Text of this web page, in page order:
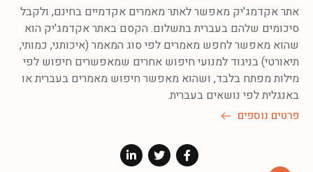
אתר אקדמג'יק מאפשר לאתר מאמרים אקדמיים בחינם, ולקבל
סיכומים שלהם בעברית בתשלום. הקסם באתר אקדמג'יק הוא
שהוא מאפשר לחפש מאמרים לפי סוג המאמר (איכותני, כמותי,
תיאורטי) בניגוד למנועי חיפוש אחרים שמאפשרים חיפוש לפי
מילות מפתח בלבד, ושהוא מאפשר חיפוש מאמרים בעברית או
באנגלית לפי נושאים בעברית.
פרטים נוספים